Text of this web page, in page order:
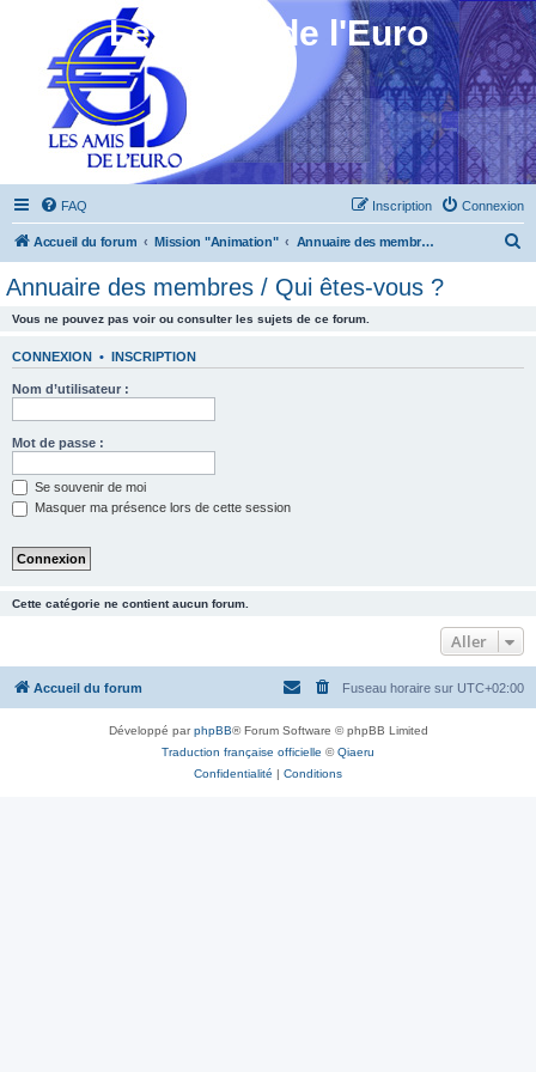
Les Amis de l'Euro
FAQ Connexion
Inscription
Accueil du forum Mission "Animation" Annuaire des membres / Qui êtes-vous ?
Annuaire des membres / Qui êtes-vous ?
Vous ne pouvez pas voir ou consulter les sujets de ce forum.
CONNEXION • INSCRIPTION
Nom d’utilisateur :
Mot de passe :
Se souvenir de moi
Masquer ma présence lors de cette session
Cette catégorie ne contient aucun forum.
Aller
Accueil du forum Fuseau horaire sur UTC+02:00
Développé parphpBB® Forum Software © phpBB Limited
Traduction française officielle ©Qiaeru
Confidentialité | Conditions